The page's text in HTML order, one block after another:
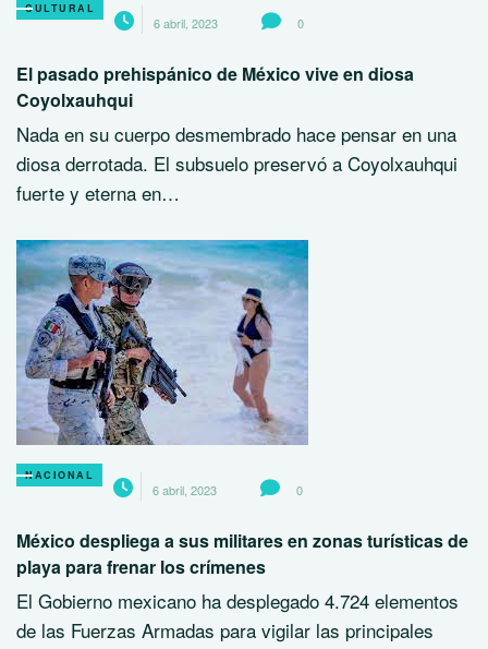
CULTURAL
6 abril, 2023 0
El pasado prehispánico de México vive en diosa
Coyolxauhqui
Nada en su cuerpo desmembrado hace pensar en una
diosa derrotada. El subsuelo preservó a Coyolxauhqui
fuerte y eterna en…
NACIONAL
6 abril, 2023 0
México despliega a sus militares en zonas turísticas de
playa para frenar los crímenes
El Gobierno mexicano ha desplegado 4.724 elementos
de las Fuerzas Armadas para vigilar las principales